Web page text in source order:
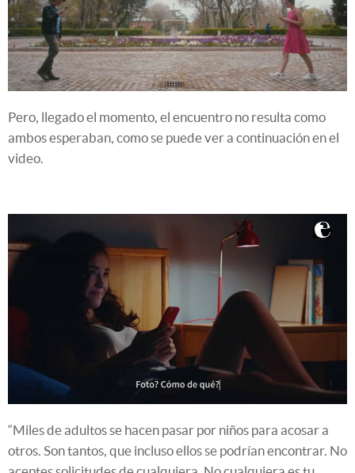
Pero, llegado el momento, el encuentro no resulta como
ambos esperaban, como se puede ver a continuación en el
video.
“Miles de adultos se hacen pasar por niños para acosar a
otros. Son tantos, que incluso ellos se podrían encontrar. No